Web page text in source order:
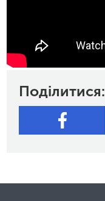
Поділитися: